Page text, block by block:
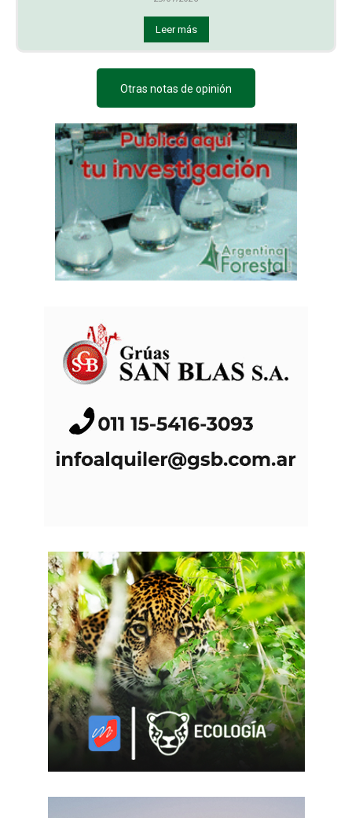
Leer más
Otras notas de opinión